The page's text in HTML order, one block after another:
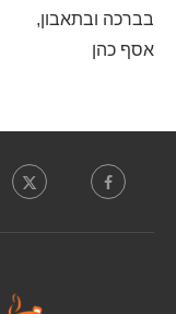
בברכה ובתאבון,
אסף כהן